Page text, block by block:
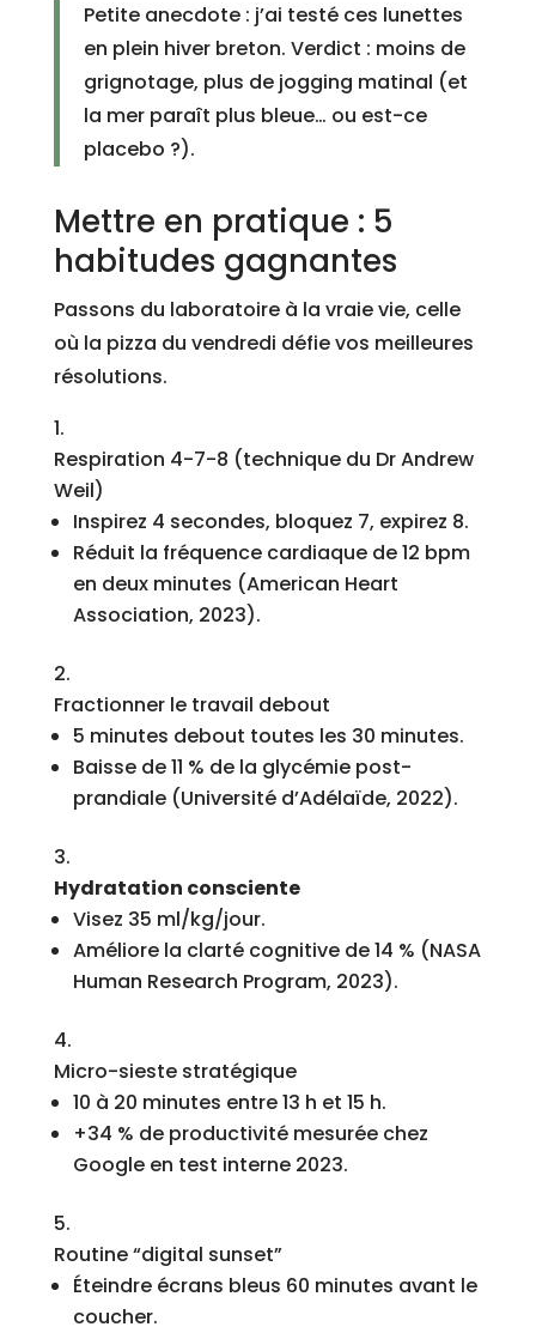
Petite anecdote : j’ai testé ces lunettes
en plein hiver breton. Verdict : moins de
grignotage, plus de jogging matinal (et
la mer paraît plus bleue… ou est-ce
placebo ?).
Mettre en pratique : 5
habitudes gagnantes
Passons du laboratoire à la vraie vie, celle
où la pizza du vendredi défie vos meilleures
résolutions.
Respiration 4-7-8 (technique du Dr Andrew
Weil)
Inspirez 4 secondes, bloquez 7, expirez 8.
Réduit la fréquence cardiaque de 12 bpm
en deux minutes (American Heart
Association, 2023).
Fractionner le travail debout
5 minutes debout toutes les 30 minutes.
Baisse de 11 % de la glycémie post-
prandiale (Université d’Adélaïde, 2022).
Hydratation consciente
Visez 35 ml/kg/jour.
Améliore la clarté cognitive de 14 % (NASA
Human Research Program, 2023).
Micro-sieste stratégique
10 à 20 minutes entre 13 h et 15 h.
+34 % de productivité mesurée chez
Google en test interne 2023.
Routine “digital sunset”
Éteindre écrans bleus 60 minutes avant le
coucher.